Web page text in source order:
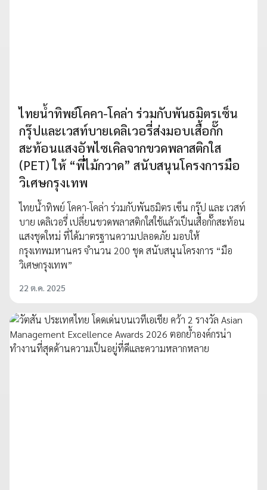
ไทยน้ำทิพย์โคคา-โคล่า ร่วมกับพันธมิตรเซ็น
กรุ๊ปและเวสท์บายเดลิเวอรี่ส่งมอบเสื้อกั๊ก
สะท้อนแสงอัพไซเคิลจากขวดพลาสติกใส
(PET) ให้ “พี่ไม้กวาด” สนับสนุนโครงการมือ
วิเศษกรุงเทพ
ไทยน้ำทิพย์ โคคา-โคล่า ร่วมกับพันธมิตร เซ็น กรุ๊ป และ เวสท์
บาย เดลิเวอรี่ เปลี่ยนขวดพลาสติกใสใช้แล้วเป็นเสื้อกั๊กสะท้อน
แสงชุดใหม่ ที่ได้มาตรฐานความปลอดภัย มอบให้
กรุงเทพมหานคร จำนวน 200 ชุด สนับสนุนโครงการ “มือ
วิเศษกรุงเทพ”
22 ต.ค. 2025